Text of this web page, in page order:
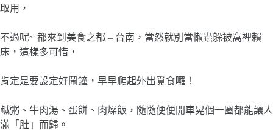
取用，
不過呢~ 都來到美食之都 – 台南，當然就別當懶蟲躲被窩裡賴
床，這樣多可惜，
肯定是要設定好鬧鐘，早早爬起外出覓食囉！
鹹粥、牛肉湯、蛋餅、肉燥飯，隨隨便便開車晃個一圈都能讓人
滿「肚」而歸。